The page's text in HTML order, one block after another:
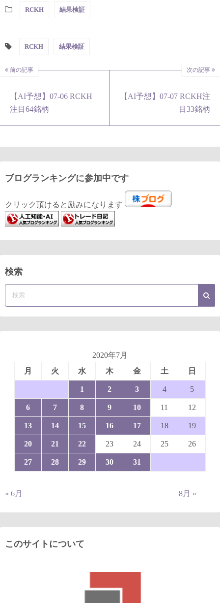
RCKH 結果検証
RCKH 結果検証
前の記事
【AI予想】07-06 RCKH
注目64銘柄
次の記事
【AI予想】07-07 RCKH注
目33銘柄
ブログランキングに参加中です
クリック頂けると励みになります
検索
2020年7月
月
火 水 木 金 土 日
1 2 3 4 5
6 7 8 9 10 11 12
13 14 15 16 17 18 19
20 21 22 23 24 25 26
27 28 29 30 31
« 6月 8月 »
このサイトについて